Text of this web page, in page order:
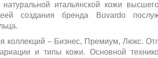
натуральной итальянской кожи
создания бренда Buvardo
коллекций – Бизнес, Премиум, Люкс.
и типы кожи. Основной